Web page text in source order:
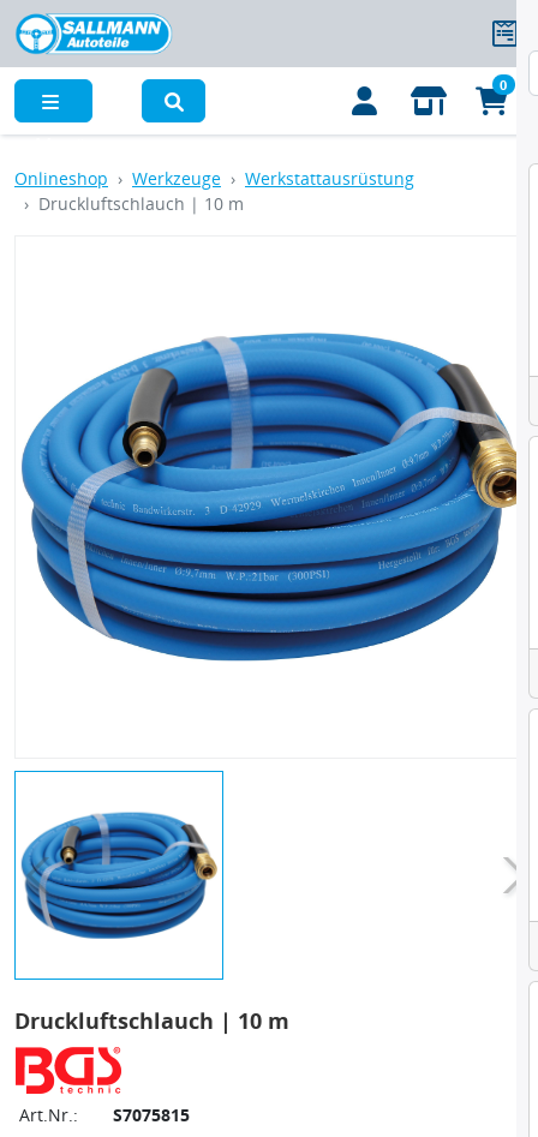
0
Onlineshop Werkzeuge
Werkstattausrüstung
Druckluftschlauch | 10 m
Druckluftschlauch | 10 m
Art.Nr.:
S7075815